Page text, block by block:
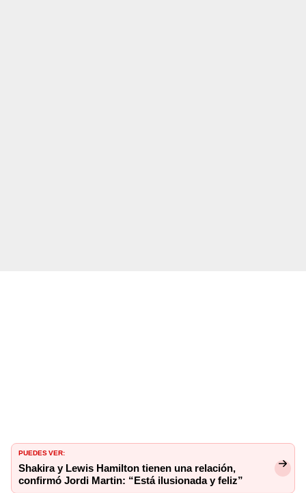
PUEDES VER:
Shakira y Lewis Hamilton tienen una relación,
confirmó Jordi Martin: “Está ilusionada y feliz”